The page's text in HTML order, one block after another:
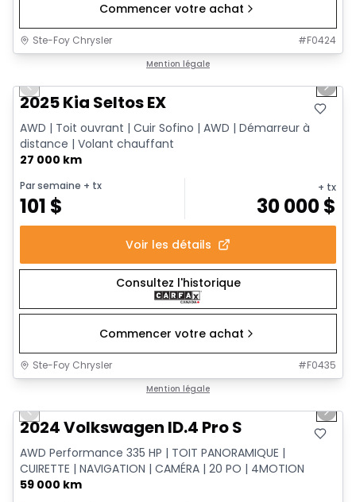
Commencer votre achat
Ste-Foy Chrysler #F0424
Mention légale
Previous slide Next
2025 Kia Seltos EX
AWD | Toit ouvrant | Cuir Sofino | AWD | Démarreur à
distance | Volant chauffant
27 000 km
Par semaine + tx
101 $
+ tx
30 000$
Voir les détails
Consultez l'historique
Commencer votre achat
Ste-Foy Chrysler #F0435
Mention légale
Previous slide Next
2024 Volkswagen ID.4 Pro S
AWD Performance 335 HP | TOIT PANORAMIQUE |
CUIRETTE | NAVIGATION | CAMÉRA | 20 PO | 4MOTION
59 000 km